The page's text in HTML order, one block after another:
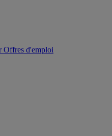
Offres d'emploi